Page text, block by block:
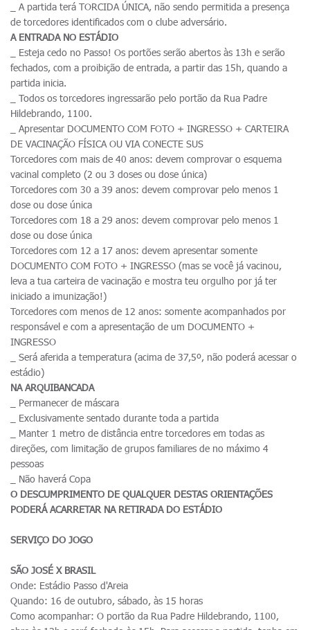
_ A partida terá TORCIDA ÚNICA, não sendo permitida a presença
de torcedores identificados com o clube adversário.
A ENTRADA NO ESTÁDIO
_ Esteja cedo no Passo! Os portões serão abertos às 13h e serão
fechados, com a proibição de entrada, a partir das 15h, quando a
partida inicia.
_ Todos os torcedores ingressarão pelo portão da Rua Padre
Hildebrando, 1100.
_ Apresentar DOCUMENTO COM FOTO + INGRESSO + CARTEIRA
DE VACINAÇÃO FÍSICA OU VIA CONECTE SUS
Torcedores com mais de 40 anos: devem comprovar o esquema
vacinal completo (2 ou 3 doses ou dose única)
Torcedores com 30 a 39 anos: devem comprovar pelo menos 1
dose ou dose única
Torcedores com 18 a 29 anos: devem comprovar pelo menos 1
dose ou dose única
Torcedores com 12 a 17 anos: devem apresentar somente
DOCUMENTO COM FOTO + INGRESSO (mas se você já vacinou,
leva a tua carteira de vacinação e mostra teu orgulho por já ter
iniciado a imunização!)
Torcedores com menos de 12 anos: somente acompanhados por
responsável e com a apresentação de um DOCUMENTO +
INGRESSO
_ Será aferida a temperatura (acima de 37,5º, não poderá acessar o
estádio)
NA ARQUIBANCADA
_ Permanecer de máscara
_ Exclusivamente sentado durante toda a partida
_ Manter 1 metro de distância entre torcedores em todas as
direções, com limitação de grupos familiares de no máximo 4
pessoas
_ Não haverá Copa
O DESCUMPRIMENTO DE QUALQUER DESTAS ORIENTAÇÕES
PODERÁ ACARRETAR NA RETIRADA DO ESTÁDIO
SERVIÇO DO JOGO
SÃO JOSÉ X BRASIL
Onde: Estádio Passo d'Areia
Quando: 16 de outubro, sábado, às 15 horas
Como acompanhar: O portão da Rua Padre Hildebrando, 1100,